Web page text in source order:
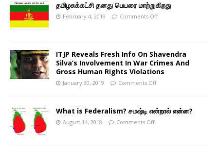
தமிழசுக்கட்சி தனது பெயரை மாற்றுகிறது
February 4, 2019 Comments Off
ITJP Reveals Fresh Info On Shavendra
Silva’s Involvement In War Crimes And
Gross Human Rights Violations
January 30, 2019 Comments Off
What is Federalism? சமஷ்டி என்றால் என்ன?
August 14, 2018 Comments Off